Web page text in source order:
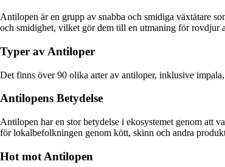
Antilopen är en grupp av snabba och smidiga växtätare
och smidighet, vilket gör dem till en utmaning för rovdjur
Typer av Antiloper
Det finns över 90 olika arter av antiloper, inklusive
Antilopens Betydelse
Antilopen har en stor betydelse i ekosystemet genom att
för lokalbefolkningen genom kött, skinn och andra
Hot mot Antilopen